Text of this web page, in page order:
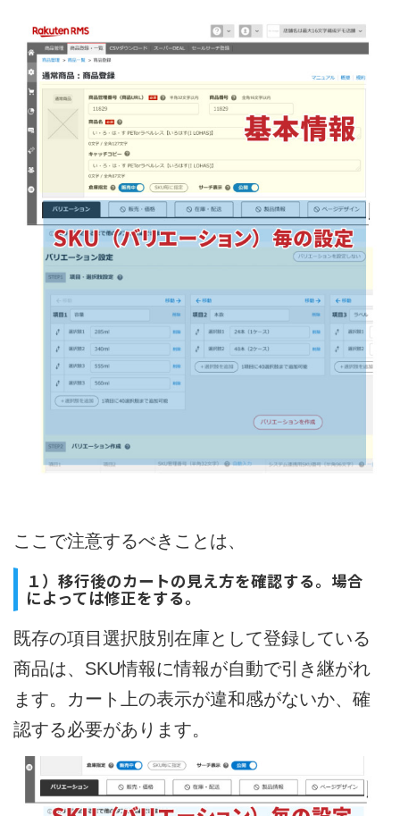
ここで注意するべきことは、
１）移行後のカートの見え方を確認する。場合
によっては修正をする。
既存の項目選択肢別在庫として登録している
商品は、SKU情報に情報が自動で引き継がれ
ます。カート上の表示が違和感がないか、確
認する必要があります。